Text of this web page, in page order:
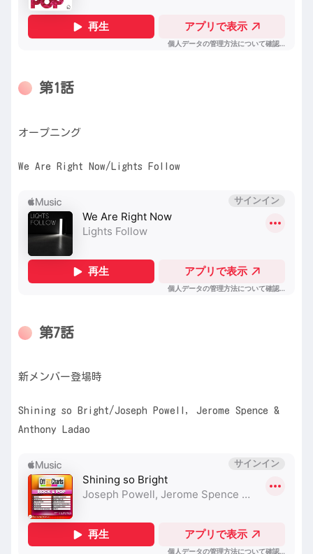
第1話
オープニング
We Are Right Now/Lights Follow
第7話
新メンバー登場時
Shining so Bright/Joseph Powell, Jerome Spence &
Anthony Ladao